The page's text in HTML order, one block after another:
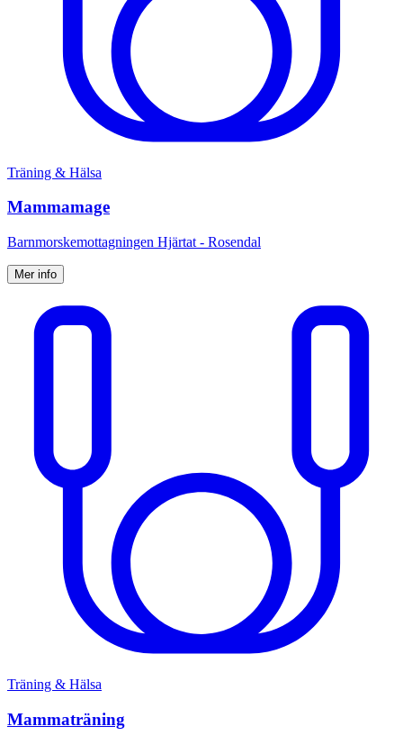
Träning & Hälsa
Mammamage
Barnmorskemottagningen Hjärtat - Rosendal
Mer info
Träning & Hälsa
Mammaträning